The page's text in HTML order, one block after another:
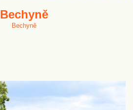
Bechyně
Bechyně